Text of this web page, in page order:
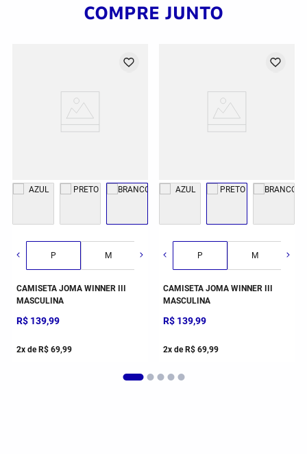
COMPRE JUNTO
G GG 2GG/3G
P M G
CAMISETA JOMA WINNER III
MASCULINA
R$ 139,99
2x deR$ 69,99
P M
CAMISETA JOMA WINNER III
MASCULINA
R$ 139,99
2x deR$ 69,99